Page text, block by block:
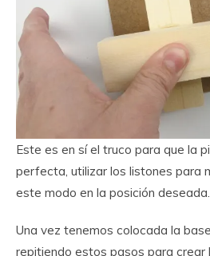
Este es en sí el truco para que la
perfecta, utilizar los listones para
este modo en la posición deseada.
Una vez tenemos colocada la
repitiendo estos pasos para crear